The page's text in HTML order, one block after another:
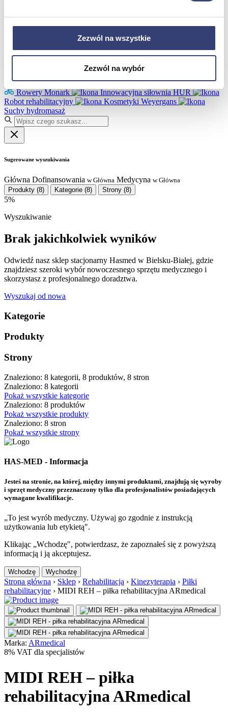
Zezwól na wszystkie
Zezwól na wybór
Nasze marki
Partnerzy
Skontaktuj się z nami!
+48 33 812 29 64
biuro@hasmed.pl
Rowery Monark
Innowacyjna siłownia HUR
Robot rehabilitacyjny
Kosmetyki Weyergans
Suchy hydromasaż
Sugerowane wyszukiwania
Główna Dofinansowania w Główna Medycyna w Główna
Produkty (8) Kategorie (8) Strony (8)
5%
Wyszukiwanie
Brak jakichkolwiek wyników
Odwiedź nasz sklep stacjonarny Hasmed w Bielsku-Białej, gdzie
znajdziesz szeroki wybór nowoczesnego sprzętu medycznego i
skorzystasz z profesjonalnego doradztwa.
Wyszukaj od nowa
Kategorie
Produkty
Strony
Znaleziono: 8 kategorii, 8 produktów, 8 stron
Znaleziono: 8 kategorii
Pokaż wszystkie kategorie
Znaleziono: 8 produktów
Pokaż wszystkie produkty
Znaleziono: 8 stron
Pokaż wszystkie strony
HAS-MED - Informacja
Jesteś na stronie, na której, między innymi produktami, znajdują się wyroby
i sprzęt medyczny przeznaczony tylko dla profesjonalistów posiadających
wymagane kwalifikacje.
„To jest wyrób medyczny. Używaj go zgodnie z instrukcją
użytkowania lub etykietą".
Klikając „Wchodzę", potwierdzasz, że zapoznałeś się z powyższą
informacją i ją akceptujesz.
Wchodzę Wychodzę
Strona główna › Sklep › Rehabilitacja › Kinezyterapia › Piłki
rehabilitacyjne › MIDI REH – piłka rehabilitacyjna ARmedical
Marka: ARmedical
8% VAT dla specjalistów
MIDI REH – piłka
rehabilitacyjna ARmedical